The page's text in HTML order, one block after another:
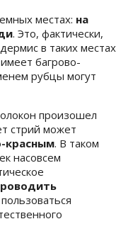
местах: на
. Это, фактически,
в таких местах
багрово-
рубцы могут
произошел
стрий может
красным. В таком
насовсем